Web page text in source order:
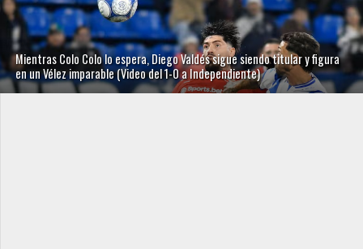
Mientras Colo Colo lo espera, Diego Valdés sigue siendo titular y figura
en un Vélez imparable (Video del 1-0 a Independiente)